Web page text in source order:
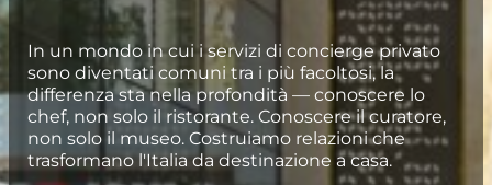
In un mondo in cui i servizi di concierge privato
sono diventati comuni tra i più facoltosi, la
differenza sta nella profondità — conoscere lo
chef, non solo il ristorante. Conoscere il curatore,
non solo il museo. Costruiamo relazioni che
trasformano l'Italia da destinazione a casa.